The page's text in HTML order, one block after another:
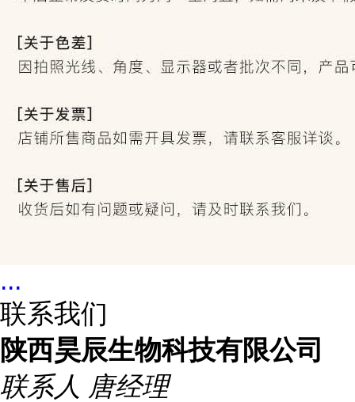
...
联系我们
陕西昊辰生物科技有限公司
联系人 唐经理